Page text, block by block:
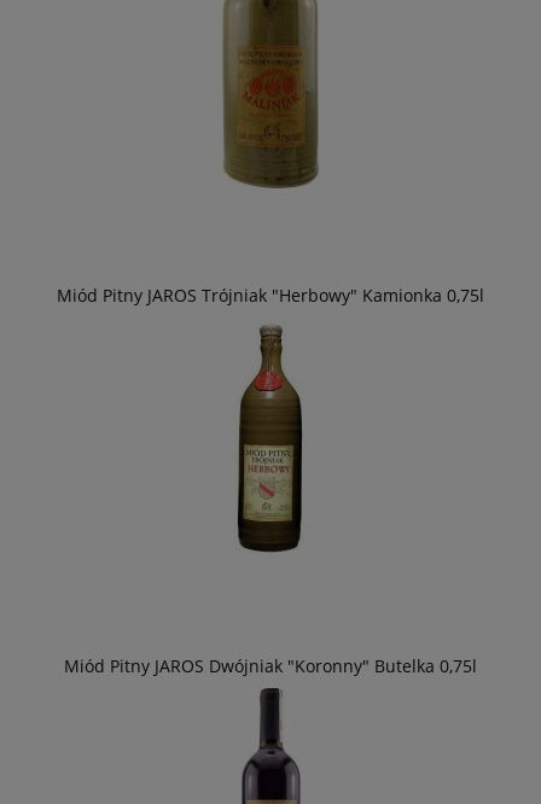
Miód Pitny JAROS Trójniak "Herbowy" Kamionka 0,75l
Miód Pitny JAROS Dwójniak "Koronny" Butelka 0,75l